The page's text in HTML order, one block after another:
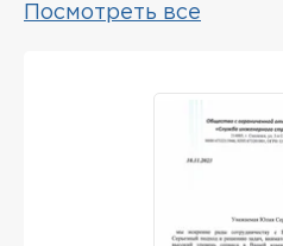
Посмотреть все